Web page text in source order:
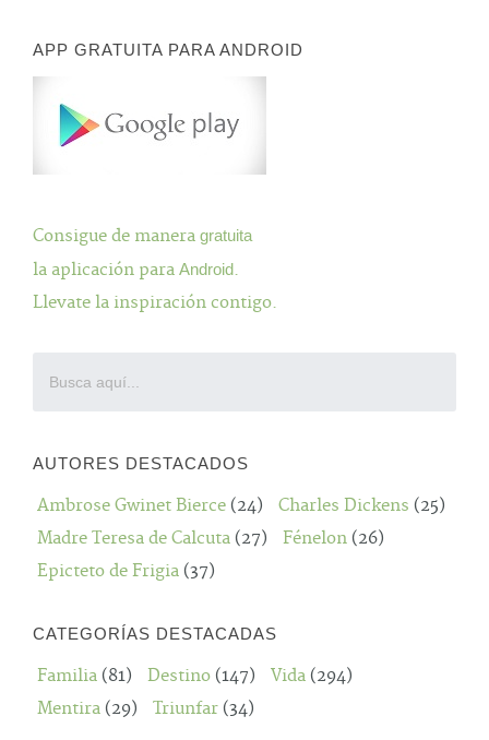
APP GRATUITA PARA ANDROID
Consigue de manera gratuita
la aplicación para Android.
Llevate la inspiración contigo.
AUTORES DESTACADOS
Ambrose Gwinet Bierce (24) Charles Dickens (25)
Madre Teresa de Calcuta (27) Fénelon (26)
Epicteto de Frigia (37)
CATEGORÍAS DESTACADAS
Familia (81) Destino (147) Vida (294)
Mentira (29) Triunfar (34)